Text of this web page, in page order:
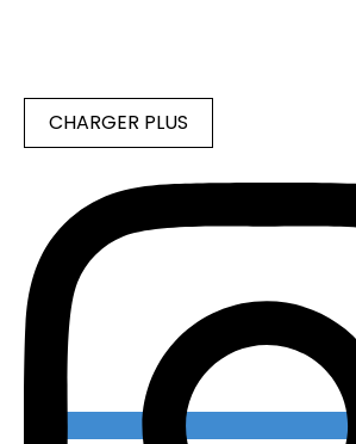
CHARGER PLUS